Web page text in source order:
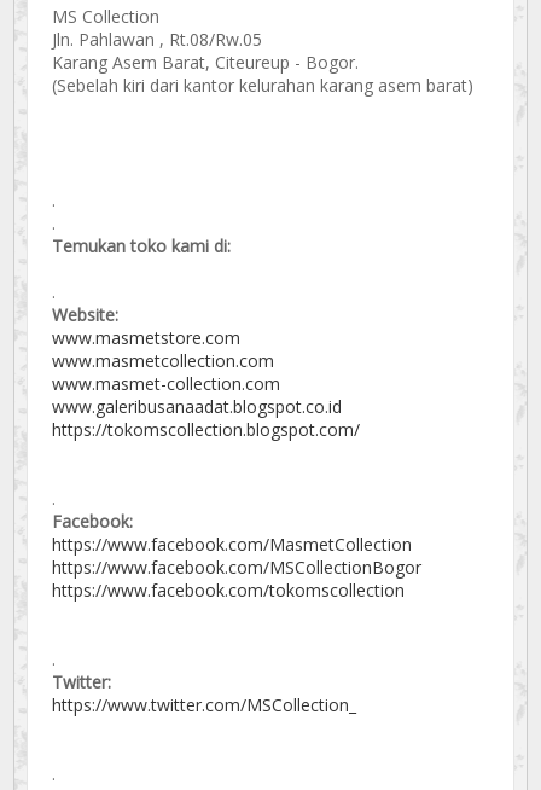
MS Collection
Jln. Pahlawan , Rt.08/Rw.05
Karang Asem Barat, Citeureup - Bogor.
(Sebelah kiri dari kantor kelurahan karang asem barat)
.
.
Temukan toko kami di:
.
Website:
www.masmetstore.com
www.masmetcollection.com
www.masmet-collection.com
www.galeribusanaadat.blogspot.co.id
https://tokomscollection.blogspot.com/
.
Facebook:
https://www.facebook.com/MasmetCollection
https://www.facebook.com/MSCollectionBogor
https://www.facebook.com/tokomscollection
.
Twitter:
https://www.twitter.com/MSCollection_
.